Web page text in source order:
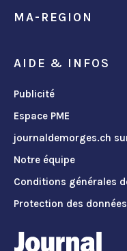
MA-REGION
AIDE & INFOS
Publicité
Espace PME
journaldemorges.ch
Notre équipe
Conditions générales
Protection des données